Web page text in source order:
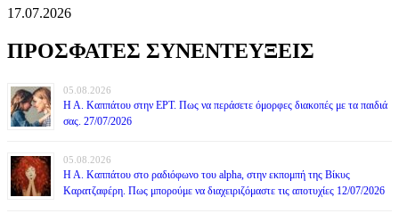
17.07.2026
ΠΡΟΣΦΑΤΕΣ ΣΥΝΕΝΤΕΥΞΕΙΣ
05.08.2026
Η Α. Καππάτου στην ΕΡΤ. Πως να περάσετε όμορφες διακοπές με τα παιδιά
σας. 27/07/2026
05.08.2026
Η Α. Καππάτου στο ραδιόφωνο του alpha, στην εκπομπή της Βίκυς
Καρατζαφέρη. Πως μπορούμε να διαχειριζόμαστε τις αποτυχίες 12/07/2026